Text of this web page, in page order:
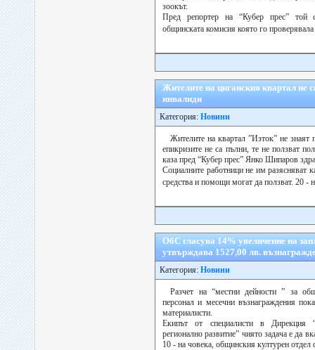
зоокът.
Пред репортер на “Кубер прес” той
общинската комисия която го
Жителите на циганския квартал не
инвалиди
Категория: Новини
Жителите на квартал ”Изток” не знаят
епикризите не са пълни, те не ползват
каза пред “Кубер прес” Янко Шипаров
Социалните работници не им разясняват
средства и помощи могат да ползват. 20 -
ОбС гласува 14% увеличение на
утвърждава 1527,00 лв.
Категория: Новини
Разчет на “местни дейности ” за
персонал и месечни възнаграждения
материалисти.
Екипът от специалисти в Дирекция
регионално развитие” чиято задача е да
10 - на човека, общинския културен отдел